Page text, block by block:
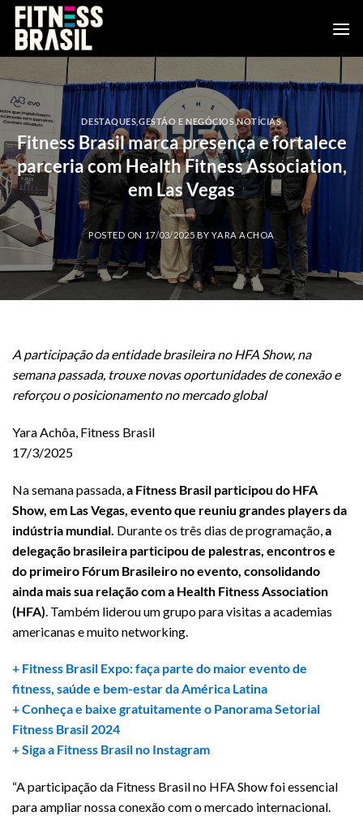
Skip
content
DESTAQUES ,GESTÃO E NEGÓCIOS,NOTÍCIAS
Fitness Brasil marca presença e fortalece
parceria com Health Fitness Association,
em Las Vegas
POSTED ON 17/03/2025 BYYARA ACHOA
A participação da entidade brasileira no HFA Show, na
semana passada, trouxe novas oportunidades de conexão e
reforçou o posicionamento no mercado global
Yara Achôa, Fitness Brasil
17/3/2025
Na semana passada, a Fitness Brasil participou do HFA
Show, em Las Vegas, evento que reuniu grandes players da
indústria mundial. Durante os três dias de programação, a
delegação brasileira participou de palestras, encontros e
do primeiro Fórum Brasileiro no evento, consolidando
ainda mais sua relação com a Health Fitness Association
(HFA) . Também liderou um grupo para visitas a academias
americanas e muito networking.
+ Fitness Brasil Expo: faça parte do maior evento de
fitness, saúde e bem-estar da América Latina
+ Conheça e baixe gratuitamente o Panorama Setorial
Fitness Brasil 2024
+ Siga a Fitness Brasil no Instagram
“A participação da Fitness Brasil no HFA Show foi essencial
para ampliar nossa conexão com o mercado internacional.